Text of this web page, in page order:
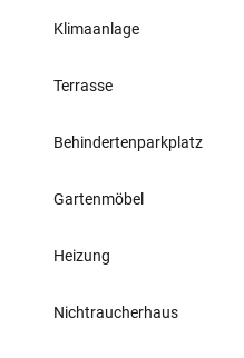
Klimaanlage
Terrasse
Behindertenparkplatz
Gartenmöbel
Heizung
Nichtraucherhaus